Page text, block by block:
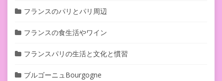
フランスのパリとパリ周辺
フランスの食生活やワイン
フランスパリの生活と文化と慣習
ブルゴーニュBourgogne